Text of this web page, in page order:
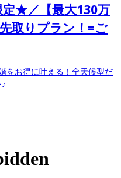
定★／【最大130万
取りプラン！=ご
をお得に叶える！全天候型だ